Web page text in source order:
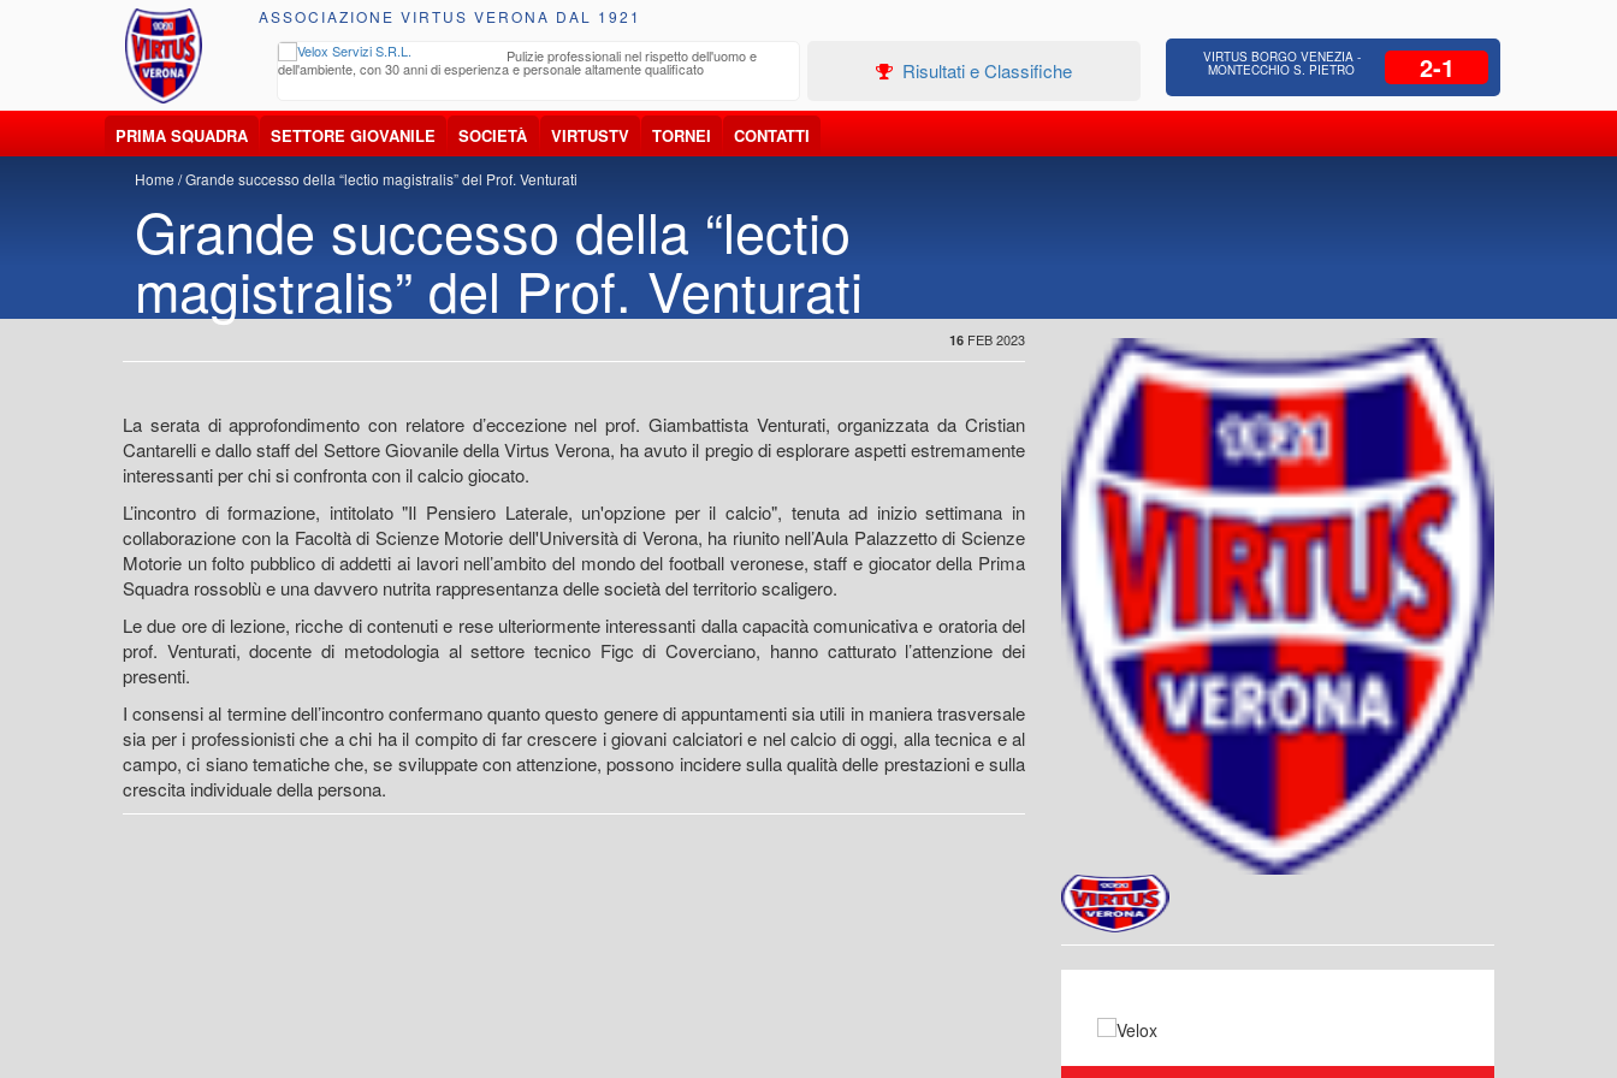
ASSOCIAZIONE VIRTUS VERONA DAL 1921
trasporto, smaltimento e recupero di Pulizie professionali nel rispetto dell'uomo e
dell'ambiente, con 30 anni di esperienza e personale altamente qualificato
Edilizia Residenziale, Opere pubbliche,
Progettazione Strade, Opere idrauliche, Bonifica civili, facchinaggio, N.c.c., sicurezza
Risultati e Classifiche
VIRTUS BORGO VENEZIA -
MONTECCHIO S. PIETRO 2-1
PRIMA SQUADRA SETTORE GIOVANILE SOCIETÀ VIRTUSTV TORNEI CONTATTI
Home Grande successo della “lectio magistralis” del Prof. Venturati
Grande successo della “lectio
magistralis” del Prof. Venturati
16 FEB 2023
La serata di approfondimento con relatore d’eccezione nel prof. Giambattista Venturati, organizzata da Cristian
Cantarelli e dallo staff del Settore Giovanile della Virtus Verona, ha avuto il pregio di esplorare aspetti estremamente
interessanti per chi si confronta con il calcio giocato.
L’incontro di formazione, intitolato "Il Pensiero Laterale, un'opzione per il calcio", tenuta ad inizio settimana in
collaborazione con la Facoltà di Scienze Motorie dell'Università di Verona, ha riunito nell’Aula Palazzetto di Scienze
Motorie un folto pubblico di addetti ai lavori nell’ambito del mondo del football veronese, staff e giocator della Prima
Squadra rossoblù e una davvero nutrita rappresentanza delle società del territorio scaligero.
Le due ore di lezione, ricche di contenuti e rese ulteriormente interessanti dalla capacità comunicativa e oratoria del
prof. Venturati, docente di metodologia al settore tecnico Figc di Coverciano, hanno catturato l’attenzione dei
presenti.
I consensi al termine dell’incontro confermano quanto questo genere di appuntamenti sia utili in maniera trasversale
sia per i professionisti che a chi ha il compito di far crescere i giovani calciatori e nel calcio di oggi, alla tecnica e al
campo, ci siano tematiche che, se sviluppate con attenzione, possono incidere sulla qualità delle prestazioni e sulla
crescita individuale della persona.